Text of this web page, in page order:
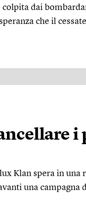
dai
che il
Klan spera in una
una campagna